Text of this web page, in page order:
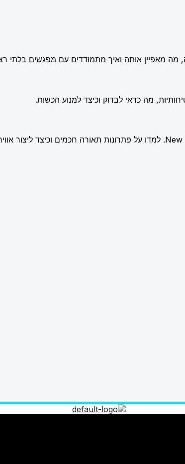
מאפיין אותה ואיך מתמודדים עם מפגשים בלתי
מה כדאי לבדוק וכיצד למנוע הכשות.